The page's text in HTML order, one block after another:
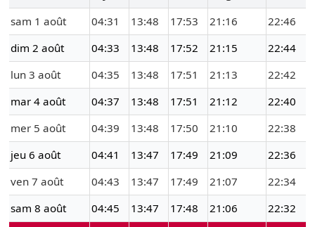
sam 1 août
04:31 13:48 17:53 21:16
22:46
dim 2 août
04:33 13:48 17:52 21:15
22:44
lun 3 août
04:35 13:48 17:51 21:13
22:42
mar 4 août
04:37 13:48 17:51 21:12
22:40
mer 5 août
04:39 13:48 17:50 21:10
22:38
jeu 6 août
04:41 13:47 17:49 21:09
22:36
ven 7 août
04:43 13:47 17:49 21:07
22:34
sam 8 août
04:45 13:47 17:48 21:06
22:32